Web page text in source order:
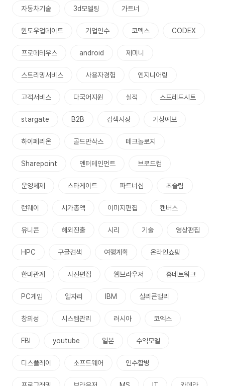
자동차기술 3d모델링 가트너
윈도우업데이트 기업인수 코덱스 CODEX
프로메테우스 android 제미니
스트리밍서비스 사용자경험 엔지니어링
고객서비스 다국어지원 실적 스프레드시트
stargate B2B 검색시장 기상예보
하이페리온 골드만삭스 테크놀로지
Sharepoint 엔터테인먼트 브로드컴
운영체제 스타게이트 파트너십 초슬림
런웨이 시가총액 이미지편집 캔버스
유니콘 해외진출 시리 기술 영상편집
HPC 구글검색 여행계획 온라인쇼핑
한미관계 사진편집 웹브라우저 홈네트워크
PC게임 일자리 IBM 실리콘밸리
창의성 시스템관리 러시아 코엑스
FBI youtube 일본 수익모델
디스플레이 소프트웨어 인수합병